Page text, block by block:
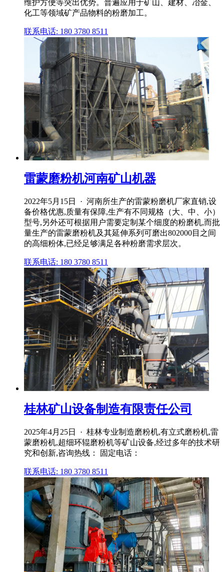
维护方便等突出优势。普遍应用于矿山、建材、冶金、
化工等领域矿产品物料的粉磨加工。
联系电话: 180 3780 8511
雷蒙磨粉机河南矿山机器
2022年5月15日 · 河南所生产的雷蒙粉磨机厂家直销,设
备价格优惠,质量有保障,生产有不同规格（大、中、小）
型号,另外还可根据用户需要定制某个细度的粉磨机,而批
量生产的雷蒙磨粉机及其延伸系列可磨出802000目之间
的高细粉体,已经足够满足各种粉磨需求层次。
联系电话: 180 3780 8511
桂林矿山设备制造有限责任公司
2025年4月25日 · 桂林专业制造磨粉机,有立式磨粉机,雷
蒙磨粉机,超细环辊磨粉机等矿山设备,经过多年的技术研
究和创新,咨询热线： 固定电话：
联系电话: 180 3780 8511